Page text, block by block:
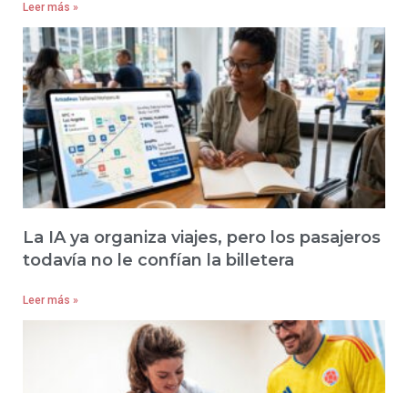
Leer más »
La IA ya organiza viajes, pero los pasajeros
todavía no le confían la billetera
Leer más »